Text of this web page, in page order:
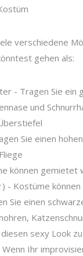
verschiedene
gehen als:
- Tragen Sie ein
und
Sie einen
können gemietet
) - Kostüme
Sie einen
sexy Look
Ihr